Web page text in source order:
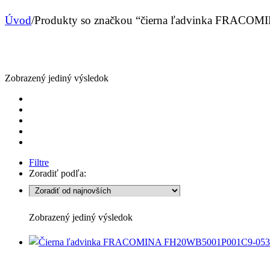
Úvod/Produkty so značkou “čierna ľadvinka
Zobrazený jediný výsledok
Filtre
Zoradiť podľa:
Zobrazený jediný výsledok